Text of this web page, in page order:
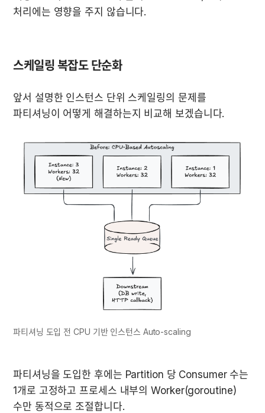
처리에는 영향을 주지 않습니다.
스케일링 복잡도 단순화
앞서 설명한 인스턴스 단위 스케일링의 문제를
파티셔닝이 어떻게 해결하는지 비교해 보겠습니다.
파티셔닝 도입 전 CPU 기반 인스턴스 Auto-scaling
파티셔닝을 도입한 후에는 Partition 당 Consumer 수는
1개로 고정하고 프로세스 내부의 Worker(goroutine)
수만 동적으로 조절합니다.